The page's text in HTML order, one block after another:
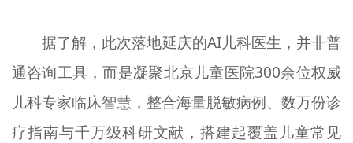
据了解，此次落地延庆的AI儿科医生，并非普
通咨询工具，而是凝聚北京儿童医院300余位权威
儿科专家临床智慧，整合海量脱敏病例、数万份诊
疗指南与千万级科研文献，搭建起覆盖儿童常见